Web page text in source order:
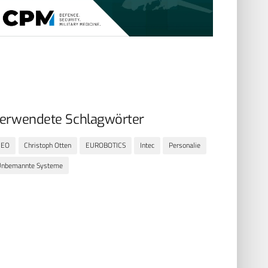
Schlagwörter
Christoph Otten EUROBOTICS Intec
Personalie
Systeme